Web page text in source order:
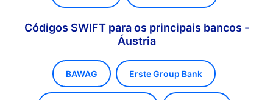
Códigos SWIFT para os principais bancos -
Áustria
BAWAG Erste Group Bank